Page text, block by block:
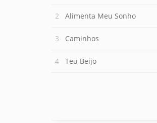
Alimenta Meu Sonho
Caminhos
Teu Beijo